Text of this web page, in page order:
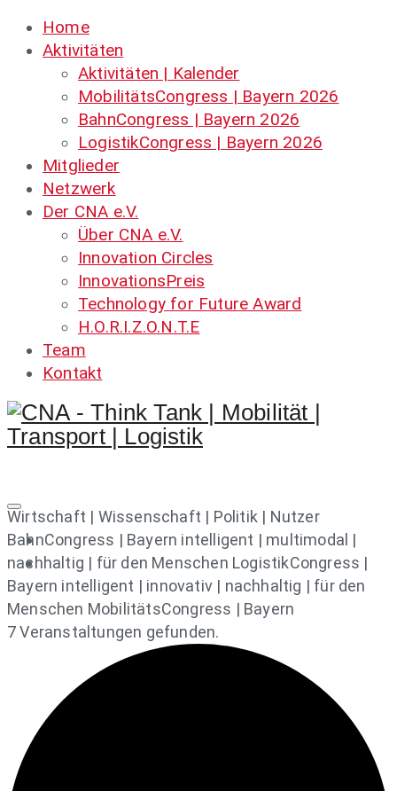
Home
Aktivitäten
Aktivitäten | Kalender
MobilitätsCongress | Bayern 2026
BahnCongress | Bayern 2026
LogistikCongress | Bayern 2026
Mitglieder
Netzwerk
Der CNA e.V.
Über CNA e.V.
Innovation Circles
InnovationsPreis
Technology for Future Award
H.O.R.I.Z.O.N.T.E
Team
Kontakt
Wirtschaft | Wissenschaft | Politik | Nutzer
BahnCongress | Bayern intelligent | multimodal |
nachhaltig | für den Menschen LogistikCongress |
Bayern intelligent | innovativ | nachhaltig | für den
Menschen MobilitätsCongress | Bayern
7 Veranstaltungen gefunden.